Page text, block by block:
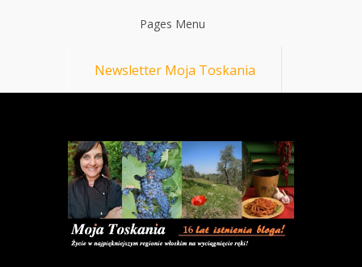
Pages Menu
Newsletter Moja Toskania